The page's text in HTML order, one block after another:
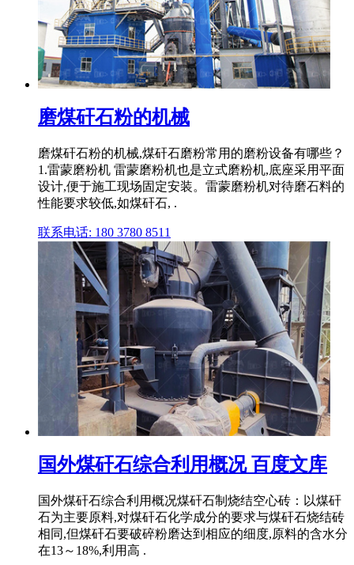
磨煤矸石粉的机械
磨煤矸石粉的机械,煤矸石磨粉常用的磨粉设备有哪些？
1.雷蒙磨粉机 雷蒙磨粉机也是立式磨粉机,底座采用平面
设计,便于施工现场固定安装。雷蒙磨粉机对待磨石料的
性能要求较低,如煤矸石, .
联系电话: 180 3780 8511
国外煤矸石综合利用概况 百度文库
国外煤矸石综合利用概况煤矸石制烧结空心砖：以煤矸
石为主要原料,对煤矸石化学成分的要求与煤矸石烧结砖
相同,但煤矸石要破碎粉磨达到相应的细度,原料的含水分
在13～18%,利用高 .